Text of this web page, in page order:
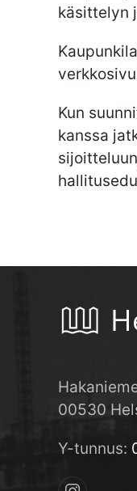
käsittelyn
Kun
kanssa
00530
Y-tunnus: